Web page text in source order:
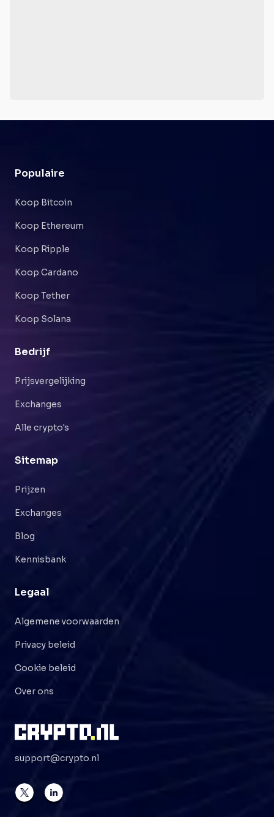
Populaire
Koop Bitcoin
Koop Ethereum
Koop Ripple
Koop Cardano
Koop Tether
Koop Solana
Bedrijf
Prijsvergelijking
Exchanges
Alle crypto's
Sitemap
Prijzen
Exchanges
Blog
Kennisbank
Legaal
Algemene voorwaarden
Privacy beleid
Cookie beleid
Over ons
support@crypto.nl